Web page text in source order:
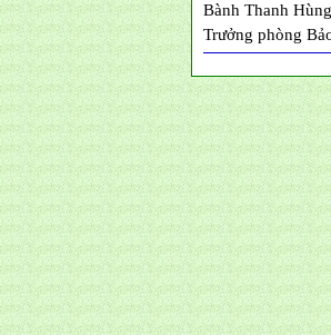
Bành Thanh Hùng
Trưởng phòng